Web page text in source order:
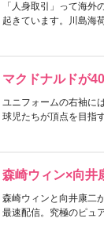
「人身取引」って海
起きています。川島海
マクドナルドが
ユニフォームの右袖に
球児たちが頂点を目指
森崎ウィン×向井
森崎ウィンと向井康二
最速配信。究極のピュ